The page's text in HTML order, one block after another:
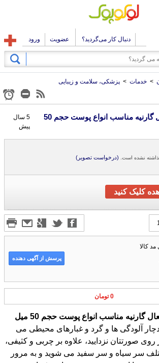
دنبال کار می‌گردید؟ عضویت ورود
> خدمات > پزشکی، سلامت و زیبایی
ماسک زغال فعال گارنیه مناسب انواع پوست حجم 50
5 سال
پیش
نشده است. (درخواست تصویر)
کلیک کنید
کالا
پرسش از آگهی دهنده
0 تومان
گارنیه مناسب انواع پوست حجم 50 میل
آلودگی ها و گرد و غبارهای محیطی می
را از روی صورتتان نزدایید، علاوه بر چربی و کثیفی،
مختلف سر سیاه و سر سفید می شوید و به مرور
خود را از دست می دهید. برای رفع این